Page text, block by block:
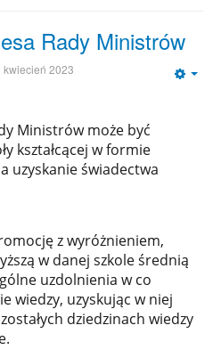
Rady Ministrów
kwiecień 2023
Ministrów może być
kształcącej w formie
uzyskanie świadectwa
z wyróżnieniem,
w danej szkole średnią
uzdolnienia w co
wiedzy, uzyskując w niej
dziedzinach wiedzy